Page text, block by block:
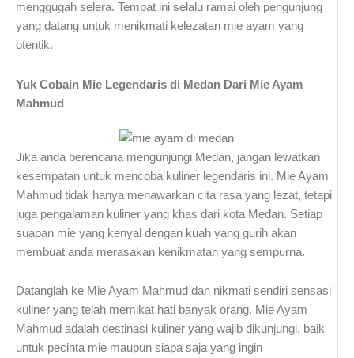
menggugah selera. Tempat ini selalu ramai oleh pengunjung
yang datang untuk menikmati kelezatan mie ayam yang
otentik.
Yuk Cobain Mie Legendaris di Medan Dari Mie Ayam
Mahmud
Jika anda berencana mengunjungi Medan, jangan lewatkan
kesempatan untuk mencoba kuliner legendaris ini. Mie Ayam
Mahmud tidak hanya menawarkan cita rasa yang lezat, tetapi
juga pengalaman kuliner yang khas dari kota Medan. Setiap
suapan mie yang kenyal dengan kuah yang gurih akan
membuat anda merasakan kenikmatan yang sempurna.
Datanglah ke Mie Ayam Mahmud dan nikmati sendiri sensasi
kuliner yang telah memikat hati banyak orang. Mie Ayam
Mahmud adalah destinasi kuliner yang wajib dikunjungi, baik
untuk pecinta mie maupun siapa saja yang ingin